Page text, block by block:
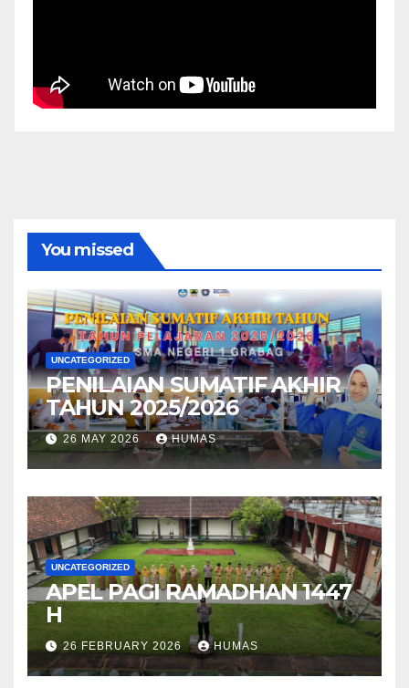
You missed
UNCATEGORIZED
PENILAIAN SUMATIF AKHIR
TAHUN 2025/2026
26 MAY 2026 HUMAS
UNCATEGORIZED
APEL PAGI RAMADHAN 1447
H
26 FEBRUARY 2026 HUMAS